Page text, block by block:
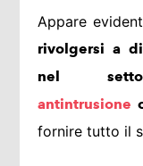
Appare
rivolgersi a
nel
antintrusione
fornire tutto il